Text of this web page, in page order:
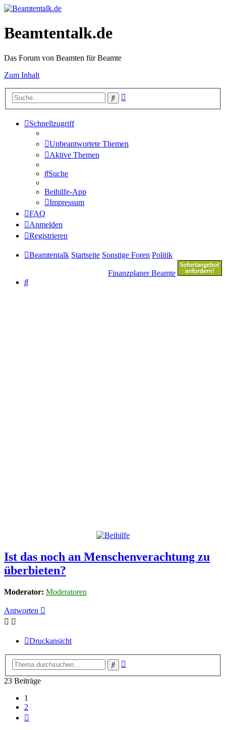
Beamtentalk.de
Das Forum von Beamten für Beamte
Zum Inhalt
Suche
Schnellzugriff
Unbeantwortete Themen
Aktive Themen
Suche
Beihilfe-App
Impressum
FAQ
Anmelden
Registrieren
Beamtentalk Startseite Sonstige Foren Politik
Finanzplaner Beamte
Suche
Ist das noch an Menschenverachtung zu
überbieten?
Moderator: Moderatoren
Antworten
Druckansicht
Suche
23 Beiträge
1
2